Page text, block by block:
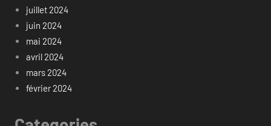
juillet 2024
juin 2024
mai 2024
avril 2024
mars 2024
février 2024